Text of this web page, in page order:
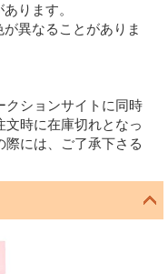
ります。
異なることがありま
クションサイトに同時
時に在庫切れとなっ
には、ご了承下さる